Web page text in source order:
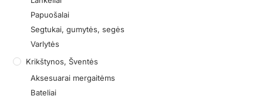
Papuošalai
Segtukai, gumytės, segės
Varlytės
Krikštynos, Šventės
Aksesuarai mergaitėms
Bateliai